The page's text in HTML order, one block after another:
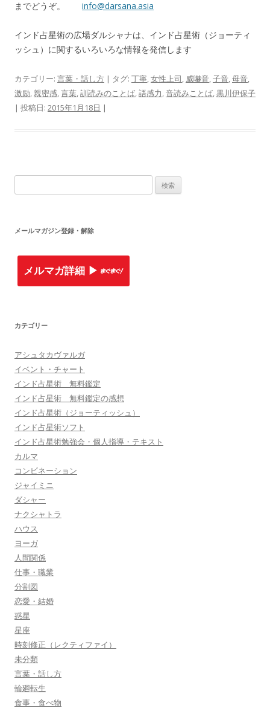
までどうぞ。 info@darsana.asia
インド占星術の広場ダルシャナは、インド占星術（ジョーティ
ッシュ）に関するいろいろな情報を発信します
カテゴリー: 言葉・話し方 | タグ: 丁寧,女性上司, 威嚇音,子音,母音,
激励,親密感,言葉,訓読みのことば,語感力,音読みことば,黒川伊保子
| 投稿日: 2015年1月18日 |
メールマガジン登録・解除
メルマガ詳細 ▶︎
カテゴリー
アシュタカヴァルガ
イベント・チャート
インド占星術 無料鑑定
インド占星術 無料鑑定の感想
インド占星術（ジョーティッシュ）
インド占星術ソフト
インド占星術勉強会・個人指導・テキスト
カルマ
コンビネーション
ジャイミニ
ダシャー
ナクシャトラ
ハウス
ヨーガ
人間関係
仕事・職業
分割図
恋愛・結婚
惑星
星座
時刻修正（レクティファイ）
未分類
言葉・話し方
輪廻転生
食事・食べ物